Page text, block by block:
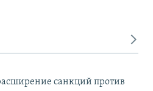
санкций против